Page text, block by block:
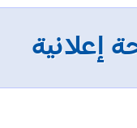
إعلانية